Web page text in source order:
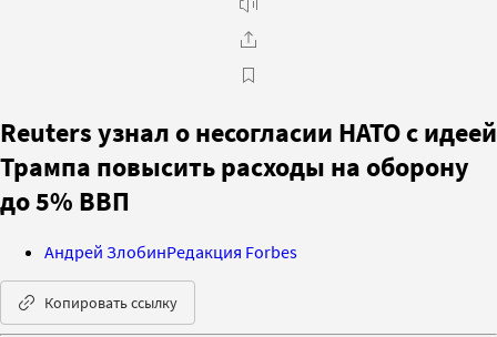
Reuters узнал о несогласии НАТО с идеей
Трампа повысить расходы на оборону
до 5% ВВП
Андрей ЗлобинРедакция Forbes
Копировать ссылку